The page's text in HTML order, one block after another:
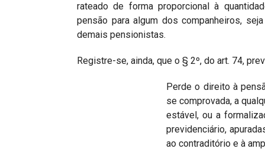
rateado de forma proporcional à
pensão para algum dos companheiros,
demais pensionistas.
Registre-se, ainda, que o § 2º, do art. 74,
Perde o direito à
se comprovada, a
estável, ou a
previdenciário,
ao contraditório e à